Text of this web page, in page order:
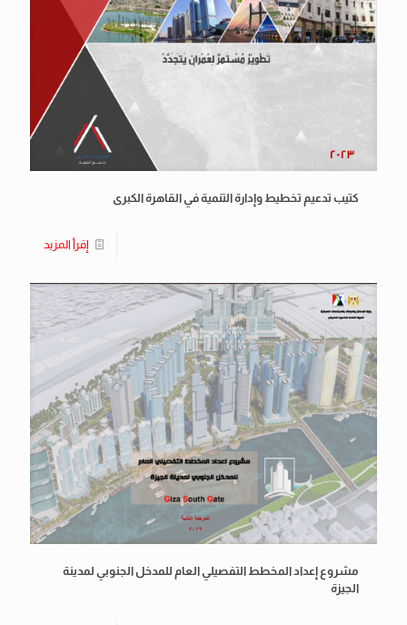
كتيب ﺗﺪﻋﻴﻢ ﺗﺨﻄﻴﻂ وإدارة اﻟﺘﻨﻤﻴﺔ ﻓﻲ اﻟﻘﺎﻫﺮة اﻟﻜﺒﺮى
إقرأ المزيد
مشروع إعداد المخطط التفصيلي العام للمدخل الجنوبي لمدينة
الجيزة